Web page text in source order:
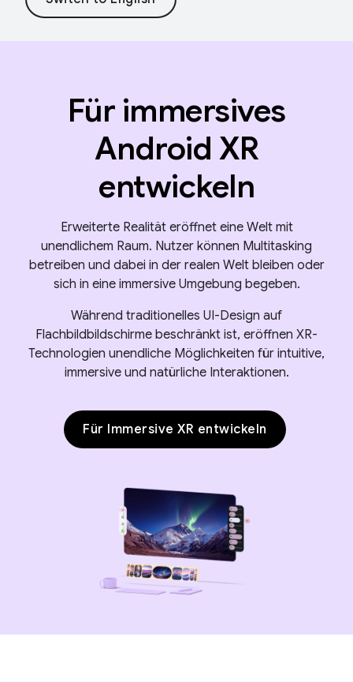
Für immersives
Android XR
entwickeln
Erweiterte Realität eröffnet eine Welt mit
unendlichem Raum. Nutzer können Multitasking
betreiben und dabei in der realen Welt bleiben oder
sich in eine immersive Umgebung begeben.
Während traditionelles UI-Design auf
Flachbildbildschirme beschränkt ist, eröffnen XR-
Technologien unendliche Möglichkeiten für intuitive,
immersive und natürliche Interaktionen.
Für Immersive XR entwickeln